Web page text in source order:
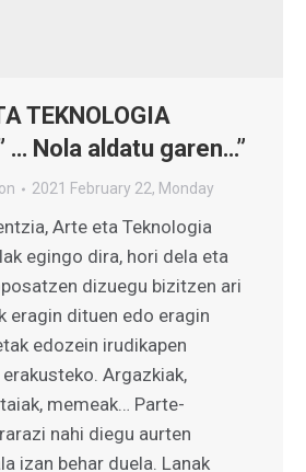
TEKNOLOGIA
… Nola aldatu garen…”
2021 February 22, Monday
Arte eta Teknologia
egingo dira, hori dela eta
dizuegu bizitzen ari
eragin dituen edo eragin
edozein irudikapen
Argazkiak,
memeak… Parte-
nahi diegu aurten
izan behar duela. Lanak